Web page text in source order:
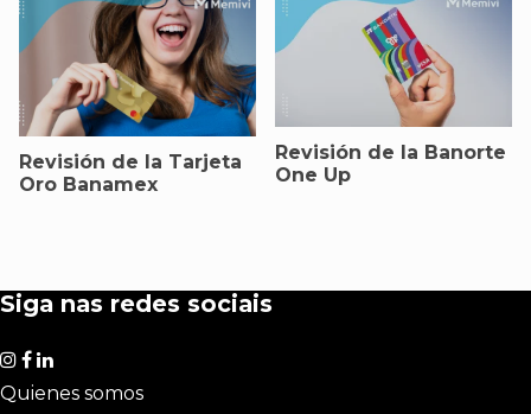
Revisión de la Tarjeta
Oro Banamex
Revisión de la Banorte
One Up
Siga nas redes sociais
Quienes somos